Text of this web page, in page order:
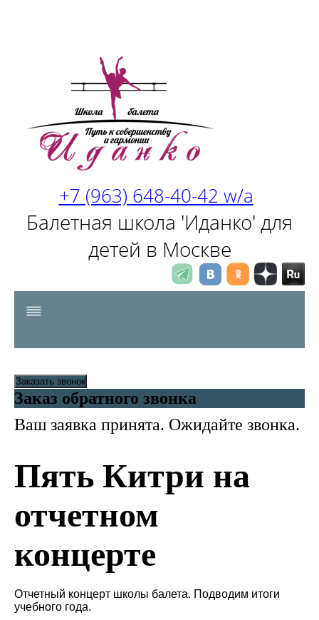
+7 (963) 648-40-42 w/a
Балетная школа 'Иданко' для
детей в Москве
Заказать звонок
Заказ обратного звонка
Ваш заявка принята. Ожидайте звонка.
Пять Китри на
отчетном
концерте
Отчетный концерт школы балета. Подводим итоги
учебного года.